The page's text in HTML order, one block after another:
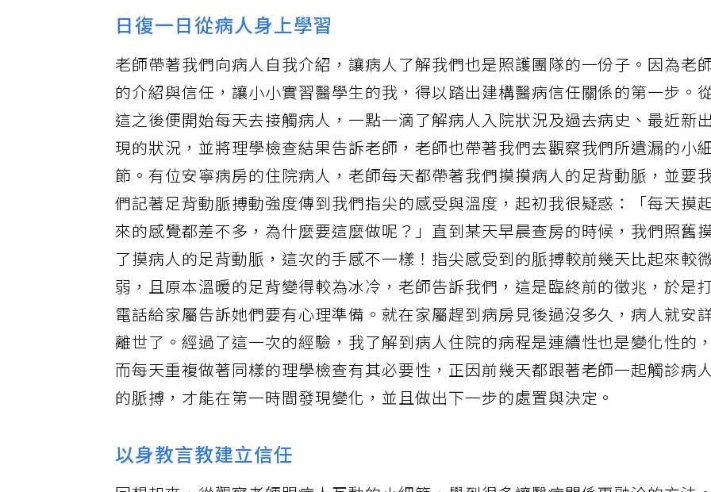
日復一日從病人身上學習
老師帶著我們向病人自我介紹，讓病人了解我們也是照護團隊的一份子。因為老
的介紹與信任，讓小小實習醫學生的我，得以踏出建構醫病信任關係的第一步。
這之後便開始每天去接觸病人，一點一滴了解病人入院狀況及過去病史、最近新出
現的狀況，並將理學檢查結果告訴老師，老師也帶著我們去觀察我們所遺漏的小
節。有位安寧病房的住院病人，老師每天都帶著我們摸摸病人的足背動脈，並要
們記著足背動脈搏動強度傳到我們指尖的感受與溫度，起初我很疑惑：「每天摸
來的感覺都差不多，為什麼要這麼做呢？」直到某天早晨查房的時候，我們照舊
了摸病人的足背動脈，這次的手感不一樣！指尖感受到的脈搏較前幾天比起來較
弱，且原本溫暖的足背變得較為冰冷，老師告訴我們，這是臨終前的徵兆，於是打
電話給家屬告訴她們要有心理準備。就在家屬趕到病房見後過沒多久，病人就安
離世了。經過了這一次的經驗，我了解到病人住院的病程是連續性也是變化性的，
而每天重複做著同樣的理學檢查有其必要性，正因前幾天都跟著老師一起觸診病
的脈搏，才能在第一時間發現變化，並且做出下一步的處置與決定。
以身教言教建立信任